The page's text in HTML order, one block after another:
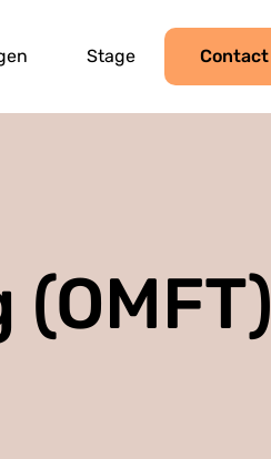
Stage Contact